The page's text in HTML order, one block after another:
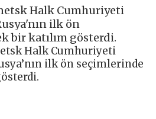
Halk Cumhuriyeti
ilk ön
bir katılım gösterdi.
Halk Cumhuriyeti
ilk ön seçimlerinde